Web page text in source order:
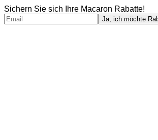
Sichern Sie sich Ihre Macaron Rabatte!